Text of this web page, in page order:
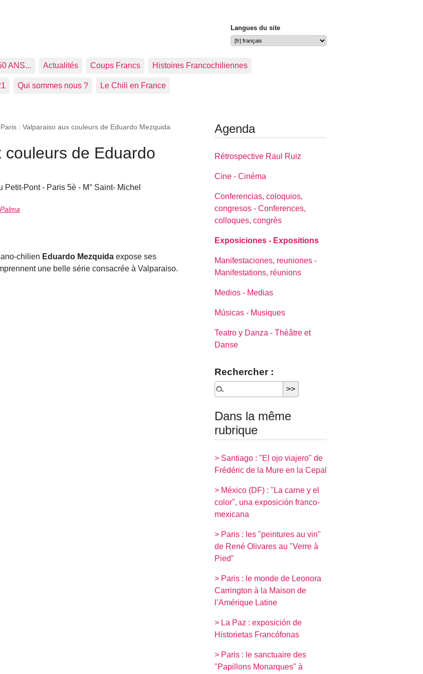
Langues du site
ANS... Actualités Coups Francs Histoires Francochiliennes
Qui sommes nous ? Le Chili en France
Paris : Valparaiso aux couleurs de Eduardo Mezquida
couleurs de Eduardo
Pont - Paris 5è - M° Saint- Michel
chilien Eduardo Mezquida expose ses
une belle série consacrée à Valparaiso.
Agenda
Rétrospective Raul Ruiz
Cine - Cinéma
Conferencias, coloquios,
congresos - Conferences,
colloques, congrès
Exposiciones - Expositions
Manifestaciones, reuniones -
Manifestations, réunions
Medios - Medias
Músicas - Musiques
Teatro y Danza - Théâtre et
Danse
Rechercher :
Dans la même
rubrique
> Santiago : "El ojo viajero" de
Frédéric de la Mure en la Cepal
> México (DF) : "La carne y el
color", una exposición franco-
mexicana
> Paris : les "peintures au vin"
de René Olivares au "Verre à
Pied"
> Paris : le monde de Leonora
Carrington à la Maison de
l’Amérique Latine
> La Paz : exposición de
Historietas Francófonas
> Paris : le sanctuaire des
"Papillons Monarques" à